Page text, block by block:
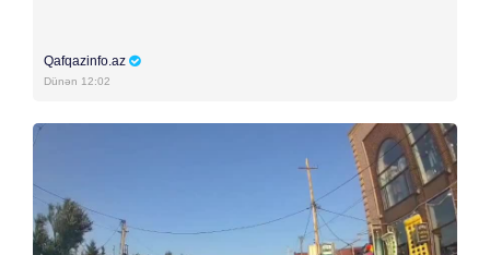
Qafqazinfo.az
Dünən 12:02